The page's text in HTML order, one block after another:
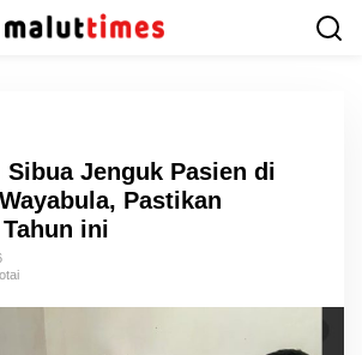
Jenguk Pasien di
Pastikan
ini